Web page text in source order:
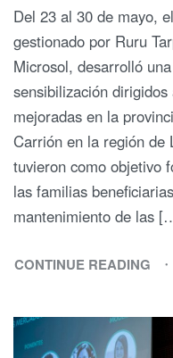
Del 23 al 30 de mayo,
gestionado por Ruru
Microsol, desarrolló
sensibilización
mejoradas en la
Carrión en la región de
tuvieron como objetivo
las familias
mantenimiento de las
CONTINUE READING